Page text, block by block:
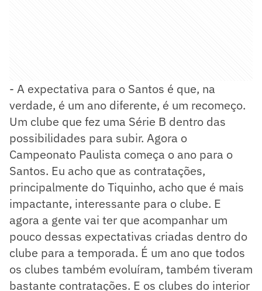
- A expectativa para o Santos é que, na
verdade, é um ano diferente, é um recomeço.
Um clube que fez uma Série B dentro das
possibilidades para subir. Agora o
Campeonato Paulista começa o ano para o
Santos. Eu acho que as contratações,
principalmente do Tiquinho, acho que é mais
impactante, interessante para o clube. E
agora a gente vai ter que acompanhar um
pouco dessas expectativas criadas dentro do
clube para a temporada. É um ano que todos
os clubes também evoluíram, também tiveram
bastante contratações. E os clubes do interior